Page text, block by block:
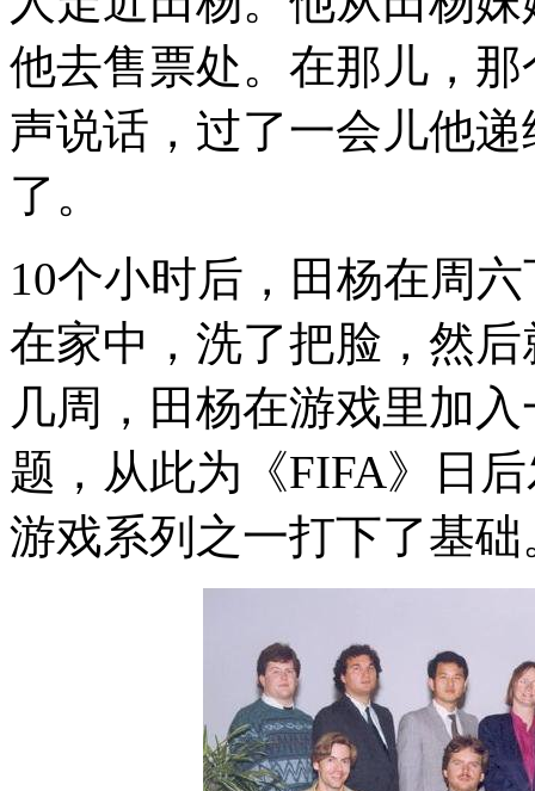
他去售票处。在那儿，
声说话，过了一会儿他
了。
10个小时后，田杨在周
在家中，洗了把脸，然
几周，田杨在游戏里加
题，从此为《FIFA》日
游戏系列之一打下了基础